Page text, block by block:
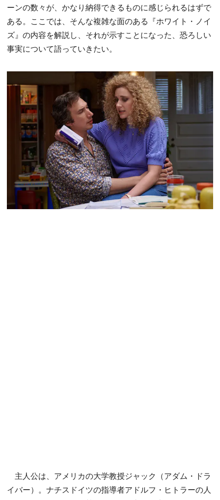
ーンの数々が、かなり納得できるものに感じられるはずで
ある。ここでは、そんな複雑な面のある『ホワイト・ノイ
ズ』の内容を解説し、それが示すことになった、恐ろしい
事実について語っていきたい。
主人公は、アメリカの大学教授ジャック（アダム・ドラ
イバー）。ナチスドイツの指導者アドルフ・ヒトラーの人